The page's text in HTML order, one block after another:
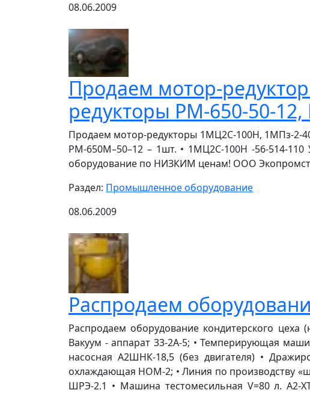
08.06.2009
Продаем мотор-
редукторы РМ-650-50-
Продаем мотор-редукторы 1МЦ2С-100Н, 1МПз-2-
РМ-650М–50–12 – 1шт. • 1МЦ2С-100Н -56-514-
оборудование по НИЗКИМ ценам! ООО
Раздел: Промышленное оборудование
08.06.2009
Распродаем
Распродаем оборудование кондитерского
Вакуум - аппарат 33-2А-5; • Темперирующая
насосная А2ШНК-18,5 (без двигателя) •
охлаждающая НОМ-2; • Линия по производству
ШРЭ-2.1 • Машина тестомесильная V=80 л. А2-